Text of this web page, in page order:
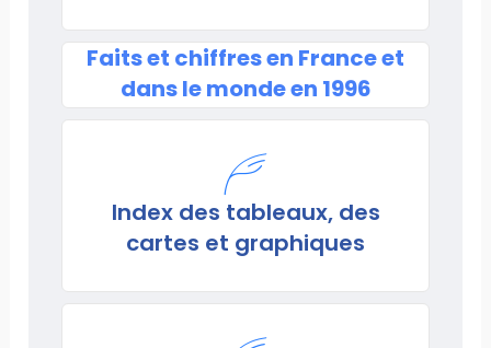
Faits et chiffres en France et
dans le monde en 1996
Index des tableaux, des
cartes et graphiques